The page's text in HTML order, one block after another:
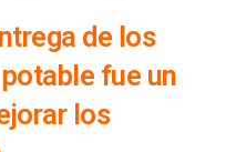
de los
fue un
los